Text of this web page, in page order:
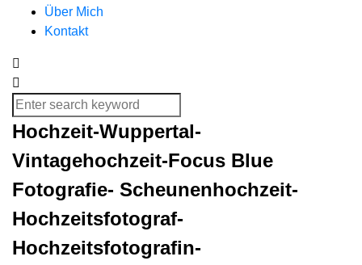
Über Mich
Kontakt
Hochzeit-Wuppertal-
Vintagehochzeit-Focus Blue
Fotografie- Scheunenhochzeit-
Hochzeitsfotograf-
Hochzeitsfotografin-